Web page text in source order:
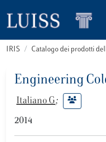
IRIS Catalogo dei prodotti
Engineering
Italiano G;
2014